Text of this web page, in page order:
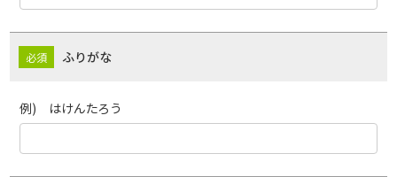
ふりがな
例) はけんたろう